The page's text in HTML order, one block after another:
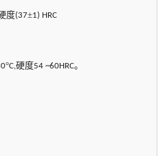
度(37±1) HRC
°C,硬度54 ~60HRC。